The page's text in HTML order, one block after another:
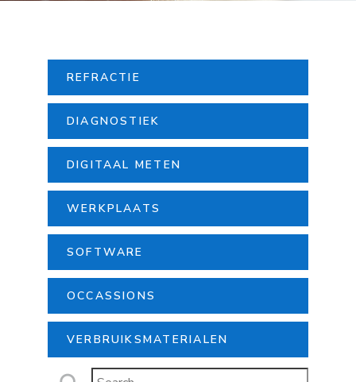
REFRACTIE
DIAGNOSTIEK
DIGITAAL METEN
WERKPLAATS
SOFTWARE
OCCASSIONS
VERBRUIKSMATERIALEN